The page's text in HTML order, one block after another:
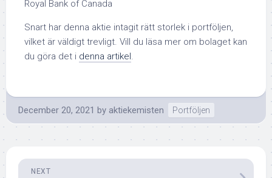
Royal Bank of Canada
Snart har denna aktie intagit rätt storlek i portföljen,
vilket är väldigt trevligt. Vill du läsa mer om bolaget kan
du göra det i denna artikel.
December 20, 2021 by aktiekemisten Portföljen
NEXT